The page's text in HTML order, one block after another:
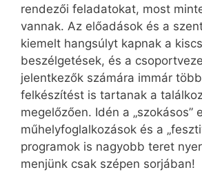
rendezői feladatokat, most
vannak. Az előadások és a
kiemelt hangsúlyt kapnak a
beszélgetések, és a
jelentkezők számára immár
felkészítést is tartanak a
megelőzően. Idén a „szokásos”
műhelyfoglalkozások és a
programok is nagyobb teret
menjünk csak szépen sorjában!